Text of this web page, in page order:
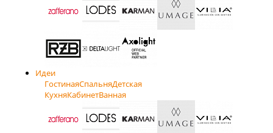
Идеи
ГостинаяСпальняДетская
КухняКабинетВанная